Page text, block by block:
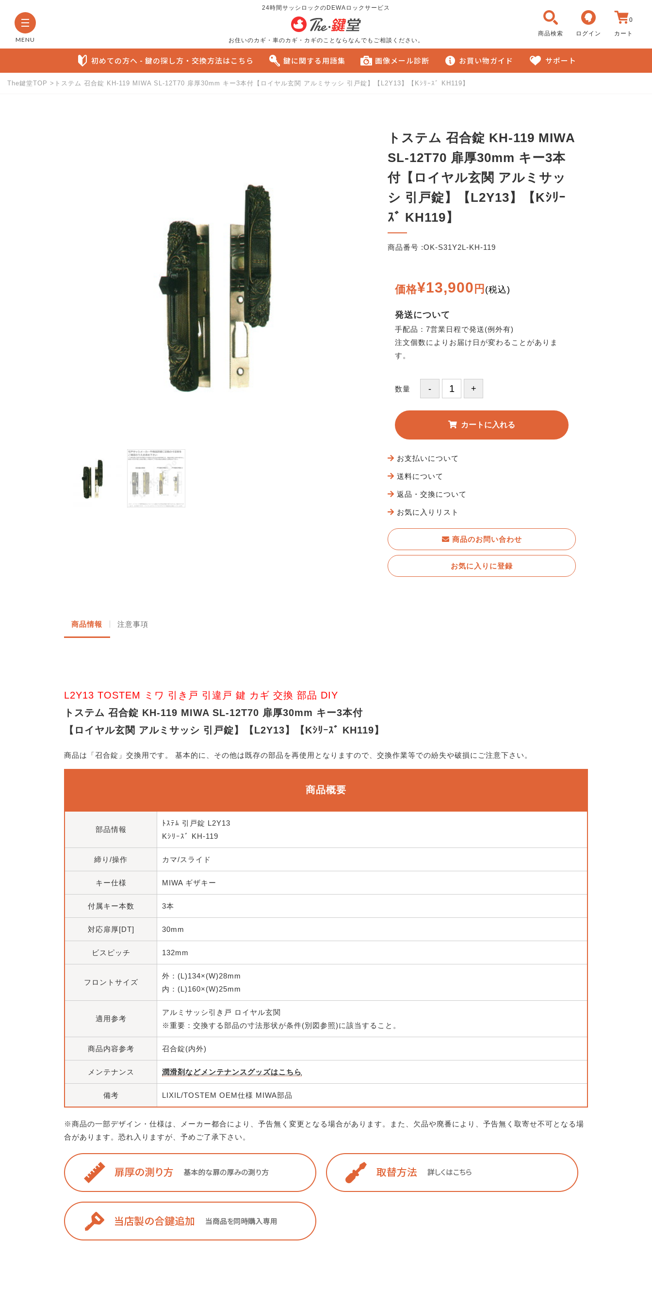
MENU
24時間サッシロックのDEWAロックサービス
お住いのカギ・車のカギ・カギのことならなんでもご相談ください。
商品検索 ログイン
0
カート
初めての方へ - 鍵の探し方・交換方法はこちら 鍵に関する用語集 画像メール診断 お買い物ガイド サポート
The鍵堂TOP トステム 召合錠 KH-119 MIWA SL-12T70 扉厚30mm キー3本付【ロイヤル玄関 アルミサッシ 引戸錠】【L2Y13】【Kｼﾘｰｽﾞ KH119】
トステム 召合錠 KH-119 MIWA
SL-12T70 扉厚30mm キー3本
付【ロイヤル玄関 アルミサッ
シ 引戸錠】【L2Y13】【Kｼﾘｰ
ｽﾞ KH119】
商品番号 :OK-S31Y2L-KH-119
価格¥13,900 円 (税込)
発送について
手配品：7営業日程で発送(例外有)
注文個数によりお届け日が変わることがありま
す。
数量
お支払いについて
送料について
返品・交換について
お気に入りリスト
商品のお問い合わせ
お気に入りに登録
商品情報 注意事項
L2Y13 TOSTEM ミワ 引き戸 引違戸 鍵 カギ 交換 部品 DIY
トステム 召合錠 KH-119 MIWA SL-12T70 扉厚30mm キー3本付
【ロイヤル玄関 アルミサッシ 引戸錠】【L2Y13】【Kｼﾘｰｽﾞ KH119】
商品は「召合錠」交換用です。 基本的に、その他は既存の部品を再使用となりますので、交換作業等での紛失や破損にご注意下さい。
商品概要
部品情報
ﾄｽﾃﾑ 引戸錠 L2Y13
Kｼﾘｰｽﾞ KH-119
締り/操作 カマ/スライド
キー仕様 MIWA ギザキー
付属キー本数 3本
対応扉厚[DT] 30mm
ビスピッチ 132mm
フロントサイズ
外：(L)134×(W)28mm
内：(L)160×(W)25mm
適用参考
アルミサッシ引き戸 ロイヤル玄関
※重要：交換する部品の寸法形状が条件(別図参照)に該当すること。
商品内容参考 召合錠(内外)
メンテナンス 潤滑剤などメンテナンスグッズはこちら
備考 LIXIL/TOSTEM OEM仕様 MIWA部品
※商品の一部デザイン・仕様は、メーカー都合により、予告無く変更となる場合があります。また、欠品や廃番により、予告無く取寄せ不可となる場
合があります。恐れ入りますが、予めご了承下さい。